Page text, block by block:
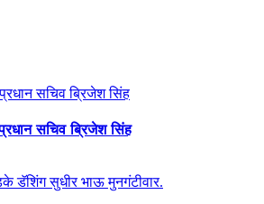
सचिव ब्रिजेश सिंह